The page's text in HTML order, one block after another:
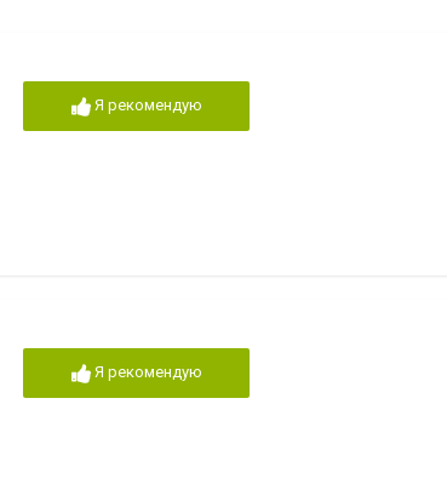
Я рекомендую
Я рекомендую